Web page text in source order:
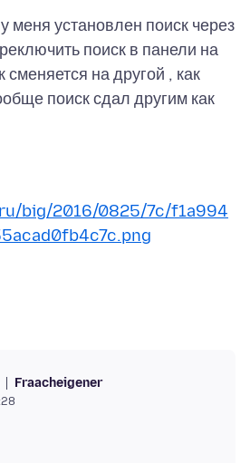
меня установлен поиск через
поиск в панели на
сменяется на другой , как
поиск сдал другим как
big/2016/0825/7c/f1a994
Fraacheigener